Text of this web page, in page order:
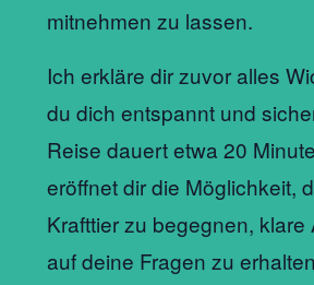
mitnehmen zu lassen.
Ich erkläre dir zuvor alles
du dich entspannt und
Reise dauert etwa 20
eröffnet dir die Möglichkeit,
Krafttier zu begegnen, klare
auf deine Fragen zu